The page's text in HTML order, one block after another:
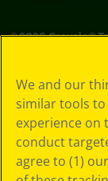
©2026Crayola®
de privacidad
Política de
privacidad
Términos de SMS
GDPR
Aviso de
We and our
similar tools
experience on
conduct
agree to (1)